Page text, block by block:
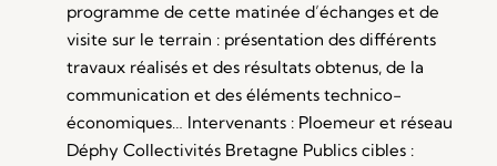
programme de cette matinée d’échanges et de
visite sur le terrain : présentation des différents
travaux réalisés et des résultats obtenus, de la
communication et des éléments technico-
économiques… Intervenants : Ploemeur et réseau
Déphy Collectivités Bretagne Publics cibles :